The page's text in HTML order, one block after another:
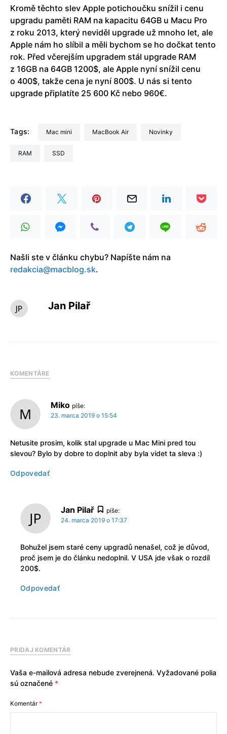
Kromě těchto slev Apple potichoučku snížil i cenu
upgradu paměti RAM na kapacitu 64GB u Macu Pro
z roku 2013, který neviděl upgrade už mnoho let, ale
Apple nám ho slíbil a měli bychom se ho dočkat tento
rok. Před včerejším upgradem stál upgrade RAM
z 16GB na 64GB 1200$, ale Apple nyní snížil cenu
o 400$, takže cena je nyní 800$. U nás si tento
upgrade připlatíte 25 600 Kč nebo 960€.
Tags: Mac mini MacBook Air Novinky
RAM SSD
Našli ste v článku chybu? Napíšte nám na
redakcia@macblog.sk.
Jan Pilař
KOMENTÁRE
Miko píše:
23. marca 2019 o 15:54
Netusite prosim, kolik stal upgrade u Mac Mini pred tou
slevou? Bylo by dobre to doplnit aby byla videt ta sleva :)
Odpovedať
Jan Pilař
píše:
24. marca 2019 o 17:37
Bohužel jsem staré ceny upgradů nenašel, což je důvod,
proč jsem je do článku nedoplnil. V USA jde však o rozdíl
200$.
Odpovedať
PRIDAJ KOMENTÁR
Vaša e-mailová adresa nebude zverejnená. Vyžadované polia
sú označené *
Komentár*